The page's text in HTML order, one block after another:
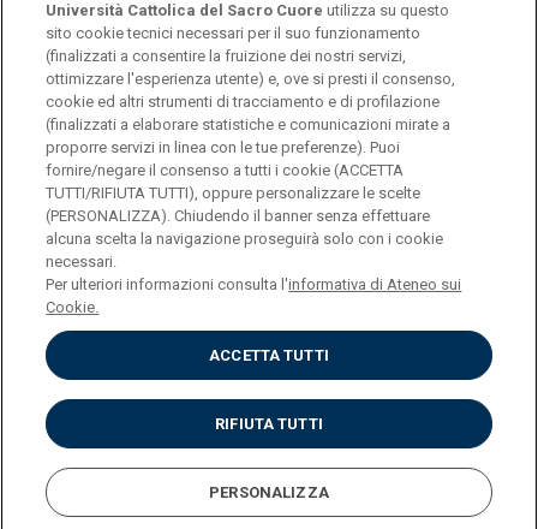
© Università Cattolica del Sacro Cuore
Largo A. Gemelli 1, 20123 Milano
PI 02133120150
ENGLISH
Privacy
Accessibilità
Cookies
Impostazione Cookies
Università Cattolica del Sacro Cuore utilizza su questo
sito cookie tecnici necessari per il suo funzionamento
(finalizzati a consentire la fruizione dei nostri servizi,
ottimizzare l'esperienza utente) e, ove si presti il consenso,
cookie ed altri strumenti di tracciamento e di profilazione
(finalizzati a elaborare statistiche e comunicazioni mirate a
proporre servizi in linea con le tue preferenze). Puoi
fornire/negare il consenso a tutti i cookie (ACCETTA
TUTTI/RIFIUTA TUTTI), oppure personalizzare le scelte
(PERSONALIZZA). Chiudendo il banner senza effettuare
alcuna scelta la navigazione proseguirà solo con i cookie
necessari.
Per ulteriori informazioni consulta l'informativa di Ateneo sui
Cookie.
ACCETTA TUTTI
RIFIUTA TUTTI
PERSONALIZZA